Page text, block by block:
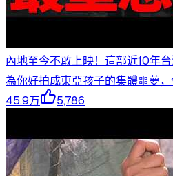
內地至今不敢上映！這部近10年
為你好拍成東亞孩子的集體噩夢
45.9万
5,786